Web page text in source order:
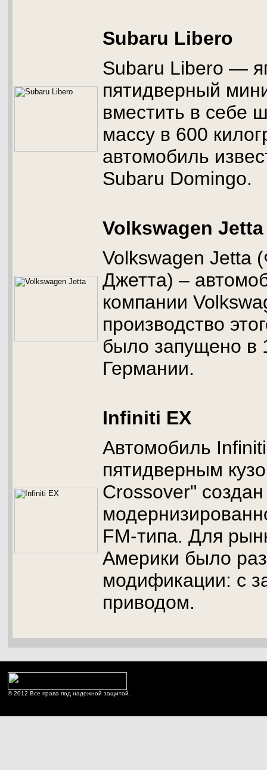
Subaru Libero
Subaru Libero —
пятидверный
вместить в себе
массу в 600
автомобиль
Subaru Domingo.
Volkswagen Jetta
Volkswagen Jetta
Джетта) –
компании
производство
было запущено в
Германии.
Infiniti EX
Автомобиль
пятидверным
Crossover"
FM-типа. Для
Америки было
модификации: с
приводом.
© 2012 Все права под надежной защитой.